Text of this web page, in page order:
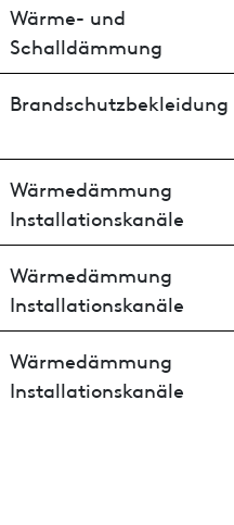
Wärme- und
Schalldämmung
Brandschutzbekleidung
Wärmedämmung
Installationskanäle
Wärmedämmung
Installationskanäle
Wärmedämmung
Installationskanäle